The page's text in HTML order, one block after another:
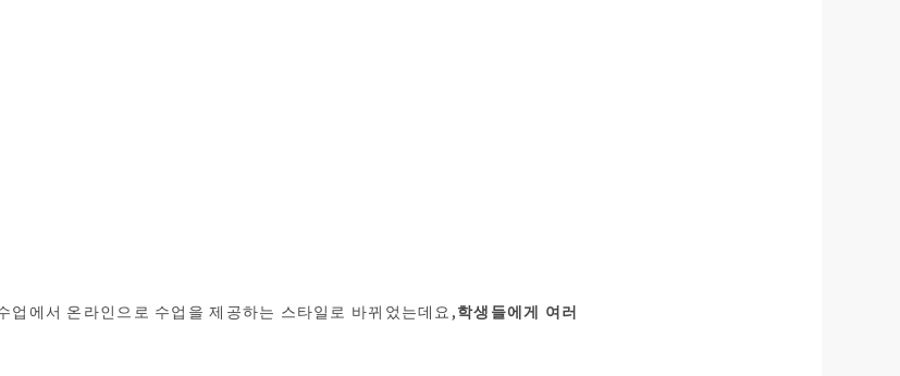
업에서 온라인으로 수업을 제공하는 스타일로 바뀌었는데요,학생들에게 여러